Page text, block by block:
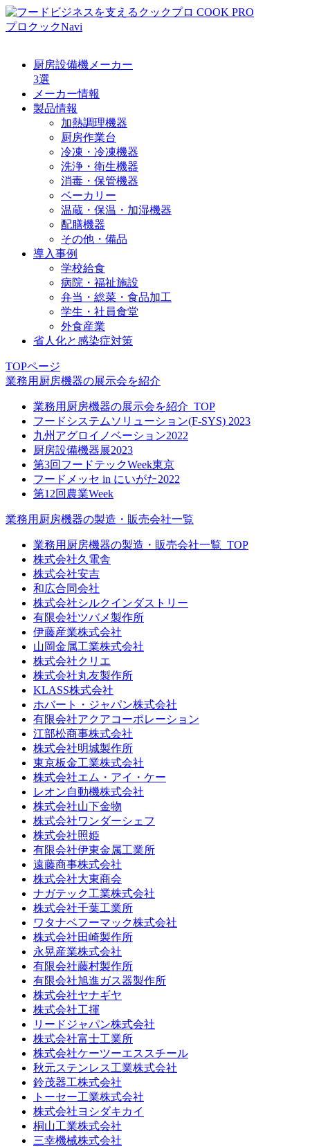
プロクックNavi
厨房設備機メーカー
3選
メーカー情報
製品情報
加熱調理機器
厨房作業台
冷凍・冷凍機器
洗浄・衛生機器
消毒・保管機器
ベーカリー
温蔵・保温・加湿機器
配膳機器
その他・備品
導入事例
学校給食
病院・福祉施設
弁当・総菜・食品加工
学生・社員食堂
外食産業
省人化と感染症対策
TOPページ
業務用厨房機器の展示会を紹介
業務用厨房機器の展示会を紹介_TOP
フードシステムソリューション(F-SYS) 2023
九州アグロイノベーション2022
厨房設備機器展2023
第3回フードテックWeek東京
フードメッセ in にいがた2022
第12回農業Week
業務用厨房機器の製造・販売会社一覧
業務用厨房機器の製造・販売会社一覧_TOP
株式会社久電舎
株式会社安吉
和広合同会社
株式会社シルクインダストリー
有限会社ツバメ製作所
伊藤産業株式会社
山岡金属工業株式会社
株式会社クリエ
株式会社丸友製作所
KLASS株式会社
ホバート・ジャパン株式会社
有限会社アクアコーポレーション
江部松商事株式会社
株式会社明城製作所
東京板金工業株式会社
株式会社エム・アイ・ケー
レオン自動機株式会社
株式会社山下金物
株式会社ワンダーシェフ
株式会社照姫
有限会社伊東金属工業所
遠藤商事株式会社
株式会社大東商会
ナガテック工業株式会社
株式会社千葉工業所
ワタナベフーマック株式会社
株式会社田崎製作所
永晃産業株式会社
有限会社藤村製作所
有限会社旭進ガス器製作所
株式会社ヤナギヤ
株式会社工揮
リードジャパン株式会社
株式会社富士工業所
株式会社ケーツーエススチール
秋元ステンレス工業株式会社
鈴茂器工株式会社
トーセー工業株式会社
株式会社ヨシダキカイ
桐山工業株式会社
三幸機械株式会社